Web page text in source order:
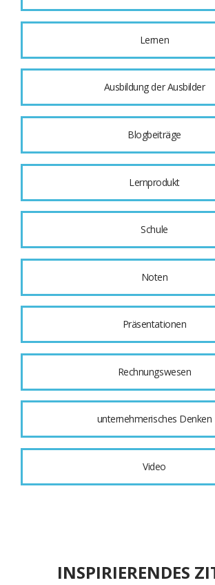
Lernen
Ausbildung der Ausbilder
Blogbeiträge
Lernprodukt
Schule
Noten
Präsentationen
Rechnungswesen
unternehmerisches Denken
Video
INSPIRIERENDES